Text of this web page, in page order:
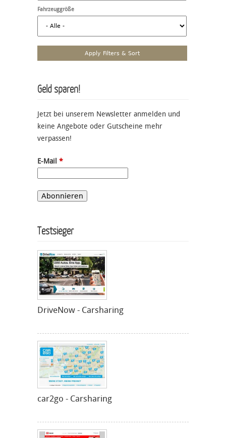
Fahrzeuggröße
Geld sparen!
Jetzt bei unserem Newsletter anmelden und
keine Angebote oder Gutscheine mehr
verpassen!
E-Mail *
Testsieger
DriveNow - Carsharing
car2go - Carsharing